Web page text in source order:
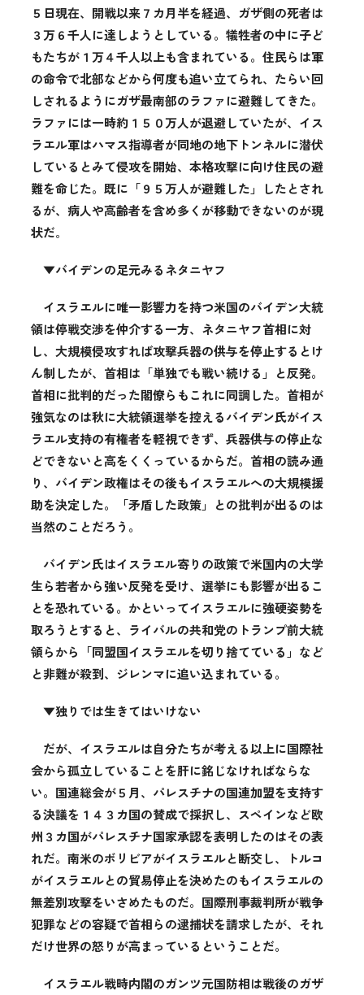
５日現在、開戦以来７カ月半を経過、ガザ側の死者は
３万６千人に達しようとしている。犠牲者の中に子ど
もたちが１万４千人以上も含まれている。住民らは軍
の命令で北部などから何度も追い立てられ、たらい回
しされるようにガザ最南部のラファに避難してきた。
ラファには一時約１５０万人が退避していたが、イス
ラエル軍はハマス指導者が同地の地下トンネルに潜伏
しているとみて侵攻を開始、本格攻撃に向け住民の避
難を命じた。既に「９５万人が避難した」したとされ
るが、病人や高齢者を含め多くが移動できないのが現
状だ。
▼バイデンの足元みるネタニヤフ
イスラエルに唯一影響力を持つ米国のバイデン大統
領は停戦交渉を仲介する一方、ネタニヤフ首相に対
し、大規模侵攻すれば攻撃兵器の供与を停止するとけ
ん制したが、首相は「単独でも戦い続ける」と反発。
首相に批判的だった閣僚らもこれに同調した。首相が
強気なのは秋に大統領選挙を控えるバイデン氏がイス
ラエル支持の有権者を軽視できず、兵器供与の停止な
どできないと高をくくっているからだ。首相の読み通
り、バイデン政権はその後もイスラエルへの大規模援
助を決定した。「矛盾した政策」との批判が出るのは
当然のことだろう。
バイデン氏はイスラエル寄りの政策で米国内の大学
生ら若者から強い反発を受け、選挙にも影響が出るこ
とを恐れている。かといってイスラエルに強硬姿勢を
取ろうとすると、ライバルの共和党のトランプ前大統
領らから「同盟国イスラエルを切り捨てている」など
と非難が殺到、ジレンマに追い込まれている。
▼独りでは生きてはいけない
だが、イスラエルは自分たちが考える以上に国際社
会から孤立していることを肝に銘じなければならな
い。国連総会が５月、パレスチナの国連加盟を支持す
る決議を１４３カ国の賛成で採択し、スペインなど欧
州３カ国がパレスチナ国家承認を表明したのはその表
れだ。南米のボリビアがイスラエルと断交し、トルコ
がイスラエルとの貿易停止を決めたのもイスラエルの
無差別攻撃をいさめたものだ。国際刑事裁判所が戦争
犯罪などの容疑で首相らの逮捕状を請求したが、それ
だけ世界の怒りが高まっているということだ。
イスラエル戦時内閣のガンツ元国防相は戦後のガザ